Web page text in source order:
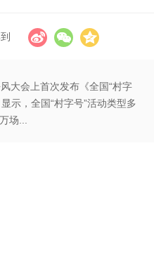
大会上首次发布《全国“村字
示，全国“村字号”活动类型多
场...